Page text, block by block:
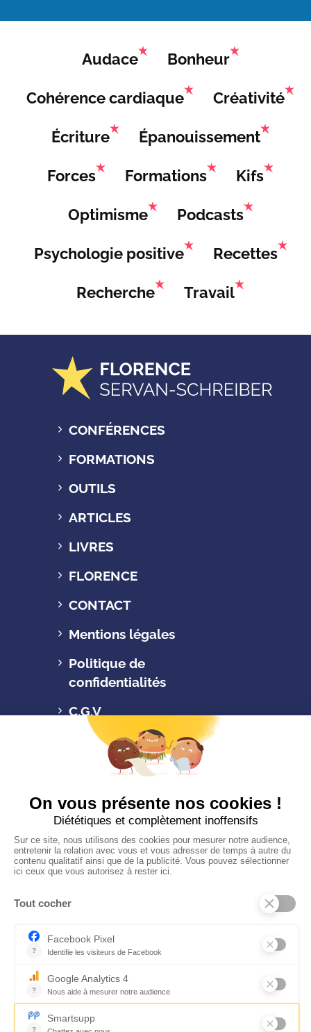
Audace Bonheur
Cohérence cardiaque Créativité
Écriture Épanouissement
Forces Formations Kifs
Optimisme Podcasts
Psychologie positive Recettes
Recherche Travail
CONFÉRENCES
FORMATIONS
OUTILS
ARTICLES
LIVRES
FLORENCE
CONTACT
Mentions légales
Politique de
confidentialités
C.G.V
Suivez-nous
CONTACTEZ-NOUS
Florence Servan-Schreiber © 2026